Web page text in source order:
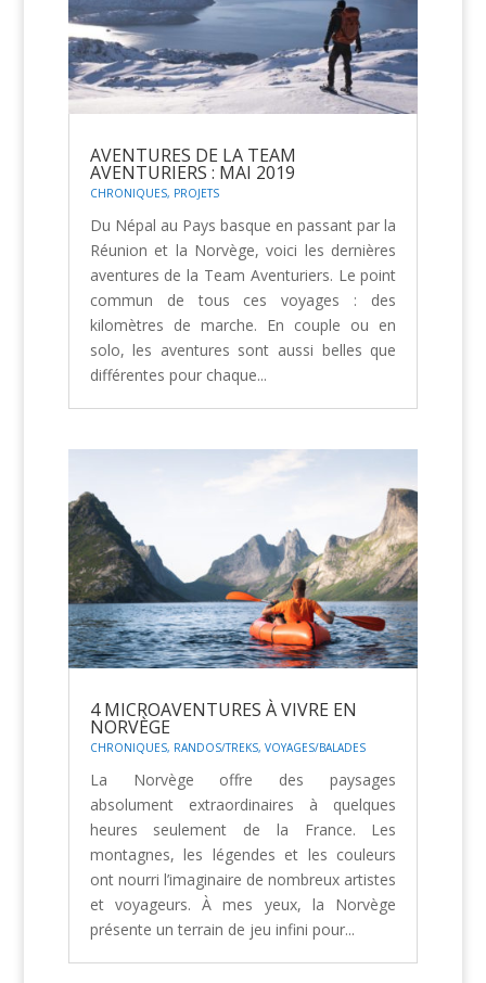
AVENTURES DE LA TEAM
AVENTURIERS : MAI 2019
CHRONIQUES, PROJETS
Du Népal au Pays basque en passant par la
Réunion et la Norvège, voici les dernières
aventures de la Team Aventuriers. Le point
commun de tous ces voyages : des
kilomètres de marche. En couple ou en
solo, les aventures sont aussi belles que
différentes pour chaque...
4 MICROAVENTURES À VIVRE EN
NORVÈGE
CHRONIQUES, RANDOS/TREKS, VOYAGES/BALADES
La Norvège offre des paysages
absolument extraordinaires à quelques
heures seulement de la France. Les
montagnes, les légendes et les couleurs
ont nourri l’imaginaire de nombreux artistes
et voyageurs. À mes yeux, la Norvège
présente un terrain de jeu infini pour...